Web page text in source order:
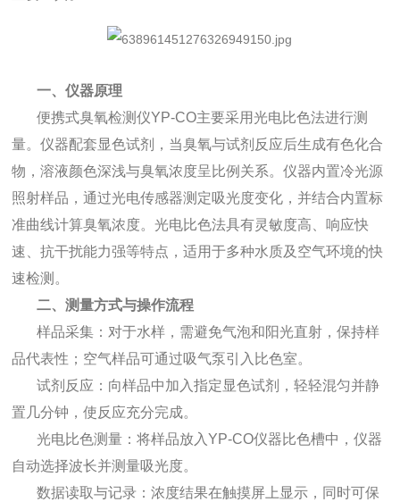
一、仪器原理
便携式臭氧检测仪YP-CO主要采用光电比色法进行测
量。仪器配套显色试剂，当臭氧与试剂反应后生成有色化合
物，溶液颜色深浅与臭氧浓度呈比例关系。仪器内置冷光源
照射样品，通过光电传感器测定吸光度变化，并结合内置标
准曲线计算臭氧浓度。光电比色法具有灵敏度高、响应快
速、抗干扰能力强等特点，适用于多种水质及空气环境的快
速检测。
二、测量方式与操作流程
样品采集：对于水样，需避免气泡和阳光直射，保持样
品代表性；空气样品可通过吸气泵引入比色室。
试剂反应：向样品中加入指定显色试剂，轻轻混匀并静
置几分钟，使反应充分完成。
光电比色测量：将样品放入YP-CO仪器比色槽中，仪器
自动选择波长并测量吸光度。
数据读取与记录：浓度结果在触摸屏上显示，同时可保